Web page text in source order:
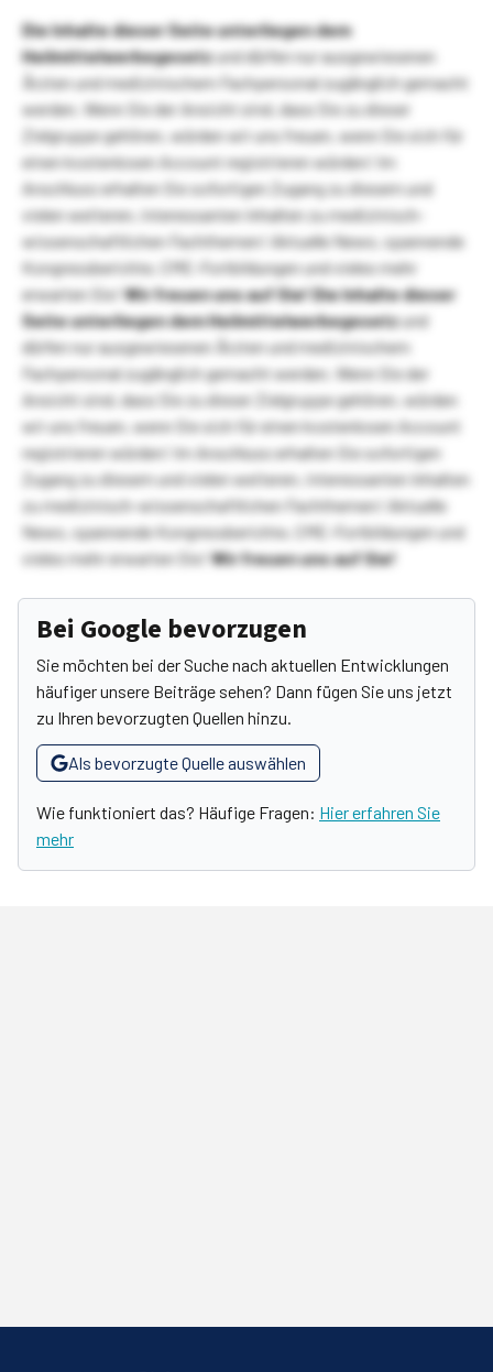
Die Inhalte dieser Seite unterliegen dem
Heilmittelwerbegesetzund dürfen nur ausgewiesenen
Ärzten und medizinischem Fachpersonal zugänglich gemacht
werden. Wenn Sie der Ansicht sind, dass Sie zu dieser
Zielgruppe gehören, würden wir uns freuen, wenn Sie sich für
einen kostenlosen Account registrieren würden! Im
Anschluss erhalten Sie sofortigen Zugang zu diesem und
vielen weiteren, interessanten Inhalten zu medizinisch-
wissenschaftlichen Fachthemen! Aktuelle News, spannende
Kongressberichte, CME-Fortbildungen und vieles mehr
erwarten Sie!Wir freuen uns auf Sie!Die Inhalte dieser
Seite unterliegen dem Heilmittelwerbegesetzund
dürfen nur ausgewiesenen Ärzten und medizinischem
Fachpersonal zugänglich gemacht werden. Wenn Sie der
Ansicht sind, dass Sie zu dieser Zielgruppe gehören, würden
wir uns freuen, wenn Sie sich für einen kostenlosen Account
registrieren würden! Im Anschluss erhalten Sie sofortigen
Zugang zu diesem und vielen weiteren, interessanten Inhalten
zu medizinisch-wissenschaftlichen Fachthemen! Aktuelle
News, spannende Kongressberichte, CME-Fortbildungen und
vieles mehr erwarten Sie!Wir freuen uns auf Sie!
Bei Google bevorzugen
Sie möchten bei der Suche nach aktuellen Entwicklungen
häufiger unsere Beiträge sehen? Dann fügen Sie uns jetzt
zu Ihren bevorzugten Quellen hinzu.
Als bevorzugte Quelle auswählen
Wie funktioniert das? Häufige Fragen: Hier erfahren Sie
mehr